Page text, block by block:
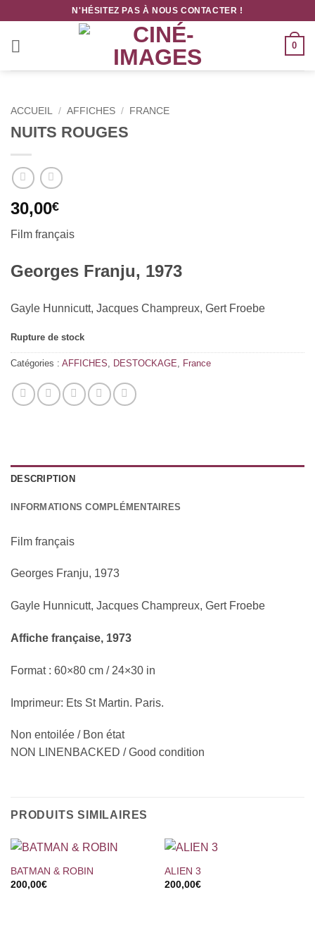
contenu
N'HÉSITEZ PAS À NOUS CONTACTER !
0
ACCUEIL / AFFICHES / FRANCE
NUITS ROUGES
30,00€
Film français
Georges Franju, 1973
Gayle Hunnicutt, Jacques Champreux, Gert Froebe
Rupture de stock
Catégories : AFFICHES DESTOCKAGE France
DESCRIPTION
INFORMATIONS COMPLÉMENTAIRES
Film français
Georges Franju, 1973
Gayle Hunnicutt, Jacques Champreux, Gert Froebe
Affiche française, 1973
Format : 60×80 cm / 24×30 in
Imprimeur: Ets St Martin. Paris.
Non entoilée / Bon état
NON LINENBACKED / Good condition
PRODUITS SIMILAIRES
BATMAN & ROBIN
200,00€
ALIEN 3
200,00€